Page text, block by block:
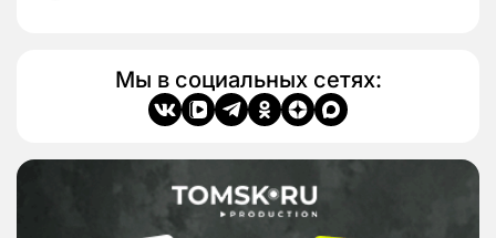
Мы в социальных сетях: